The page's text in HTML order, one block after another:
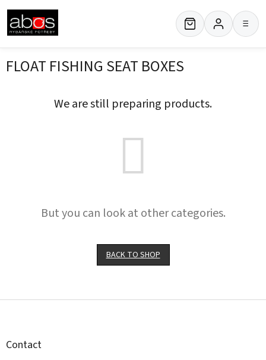
content
≡
FLOAT FISHING SEAT BOXES
We are still preparing products.
But you can look at other categories.
BACK TO SHOP
Contact